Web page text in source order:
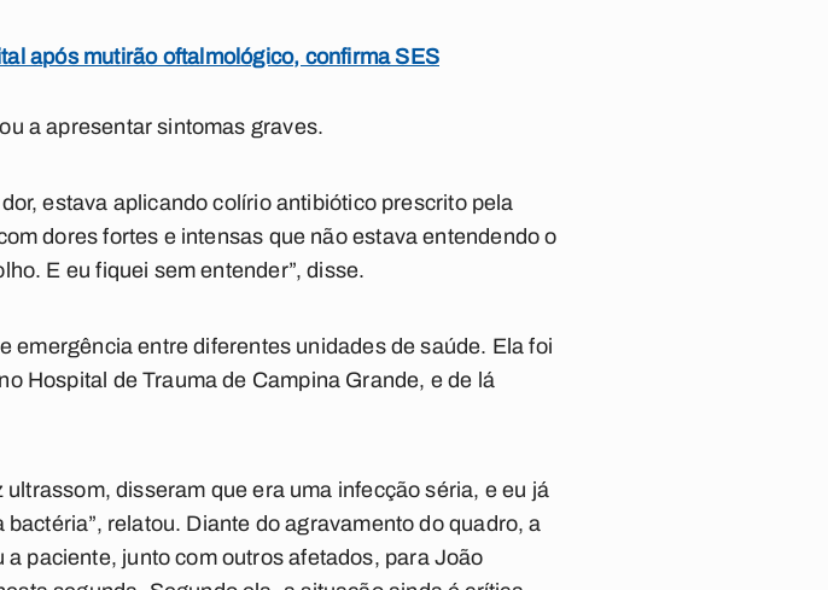
após mutirão oftalmológico, confirma SES
a apresentar sintomas graves.
estava aplicando colírio antibiótico prescrito pela
dores fortes e intensas que não estava entendendo o
E eu fiquei sem entender”, disse.
emergência entre diferentes unidades de saúde. Ela foi
Hospital de Trauma de Campina Grande, e de lá
disseram que era uma infecção séria, e eu já
relatou. Diante do agravamento do quadro, a
paciente, junto com outros afetados, para João